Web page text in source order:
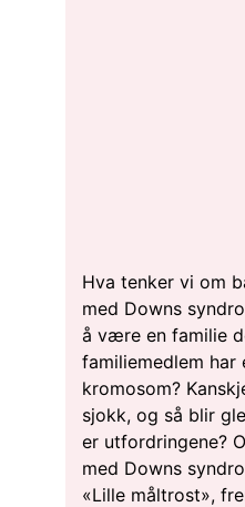
Hva tenker vi om
med Downs
å være en familie
familiemedlem har
kromosom?
sjokk, og så blir
er utfordringene?
med Downs
«Lille måltrost»,